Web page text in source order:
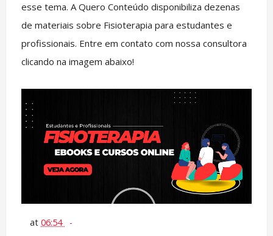
esse tema. A Quero Conteúdo disponibiliza dezenas
de materiais sobre Fisioterapia para estudantes e
profissionais. Entre em contato com nossa consultora
clicando na imagem abaixo!
at06:54